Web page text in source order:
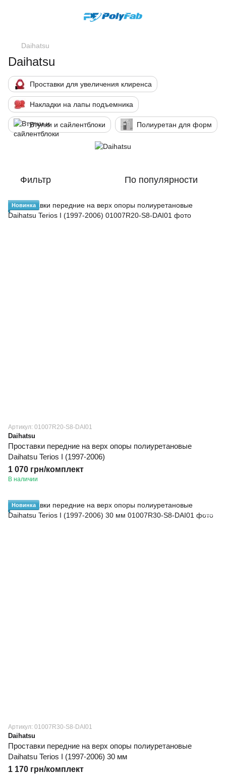
Daihatsu
Daihatsu
Проставки для увеличения клиренса
Накладки на лапы подъемника
Втулки и сайлентблоки Полиуретан для форм
Фильтр По популярности
Новинка
Артикул: 01007R20-S8-DAI01
Daihatsu
Проставки передние на верх опоры полиуретановые
Daihatsu Terios I (1997-2006)
1 070 грн/комплект
В наличии
Новинка
Артикул: 01007R30-S8-DAI01
Daihatsu
Проставки передние на верх опоры полиуретановые
Daihatsu Terios I (1997-2006) 30 мм
1 170 грн/комплект